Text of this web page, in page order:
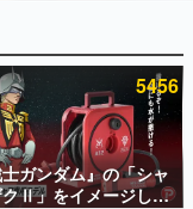
5456
士ガンダム』の「シャ
クⅡ」をイメージした